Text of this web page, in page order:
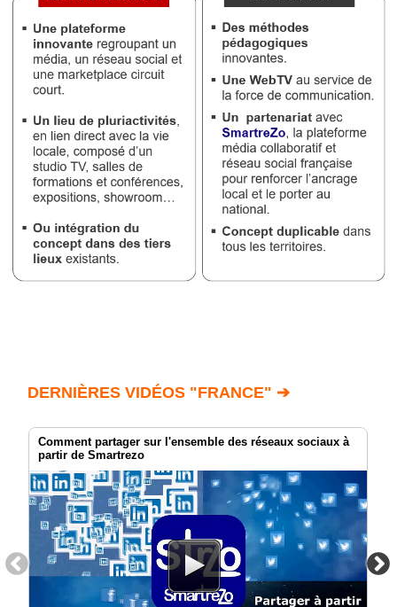
DERNIÈRES VIDÉOS "FRANCE" ➔
Comment partager sur l'ensemble des réseaux sociaux à
partir de Smartrezo